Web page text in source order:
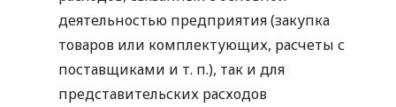
деятельностью предприятия (закупка
товаров или комплектующих, расчеты с
поставщиками и т. п.), так и для
представительских расходов